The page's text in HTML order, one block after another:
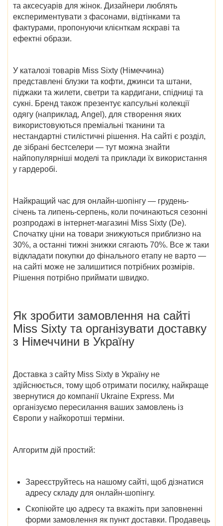
та аксесуарів для жінок. Дизайнери люблять
експериментувати з фасонами, відтінками та
фактурами, пропонуючи клієнткам яскраві та
ефектні образи.
У каталозі товарів Miss Sixty (Німеччина)
представлені блузки та кофти, джинси та штани,
піджаки та жилети, светри та кардигани, спідниці та
сукні. Бренд також презентує капсульні колекції
одягу (наприклад, Angel), для створення яких
використовуються преміальні тканини та
нестандартні стилістичні рішення. На сайті є розділ,
де зібрані бестселери — тут можна знайти
найпопулярніші моделі та приклади їх використання
у гардеробі.
Найкращий час для онлайн-шопінгу — грудень-
січень та липень-серпень, коли починаються сезонні
розпродажі в інтернет-магазині Miss Sixty (De).
Спочатку ціни на товари знижуються приблизно на
30%, а останні тижні знижки сягають 70%. Все ж таки
відкладати покупки до фінального етапу не варто —
на сайті може не залишитися потрібних розмірів.
Рішення потрібно приймати швидко.
Як зробити замовлення насайті
Miss Sixty та організувати доставку
з Німеччини в Україну
Доставка з сайту Miss Sixty в Україну не
здійснюється, тому щоб отримати посилку, найкраще
звернутися до компанії Ukraine Express. Ми
організуємо пересилання ваших замовлень із
Європи у найкоротші терміни.
Алгоритм дій простий:
Зареєструйтесь на нашому сайті, щоб дізнатися
адресу складу для онлайн-шопінгу.
Скопіюйте цю адресу та вкажіть при заповненні
форми замовлення як пункт доставки. Продавець